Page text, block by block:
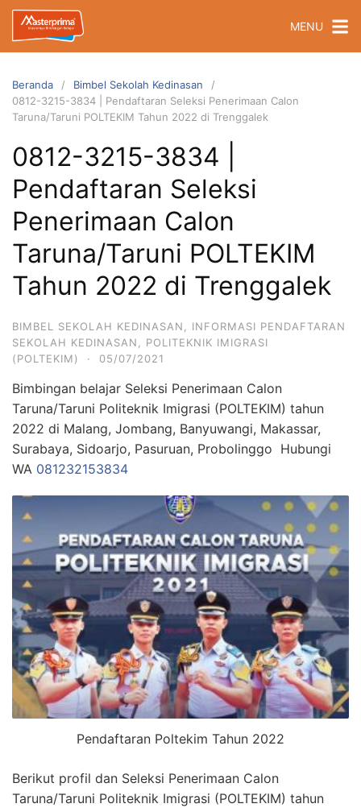
Langsung
konten
MENU
Beranda
Bimbel Sekolah Kedinasan
0812-3215-3834 | Pendaftaran Seleksi Penerimaan Calon
Taruna/Taruni POLTEKIM Tahun 2022 di Trenggalek
0812-3215-3834 |
Pendaftaran Seleksi
Penerimaan Calon
Taruna/Taruni POLTEKIM
Tahun 2022 di Trenggalek
BIMBEL SEKOLAH KEDINASAN
INFORMASI PENDAFTARAN
SEKOLAH KEDINASAN
POLITEKNIK IMIGRASI
(POLTEKIM)
· 05/07/2021
Bimbingan belajar Seleksi Penerimaan Calon
Taruna/Taruni Politeknik Imigrasi (POLTEKIM) tahun
2022 di Malang, Jombang, Banyuwangi, Makassar,
Surabaya, Sidoarjo, Pasuruan, Probolinggo Hubungi
WA 081232153834
Pendaftaran Poltekim Tahun 2022
Berikut profil dan Seleksi Penerimaan Calon
Taruna/Taruni Politeknik Imigrasi (POLTEKIM) tahun